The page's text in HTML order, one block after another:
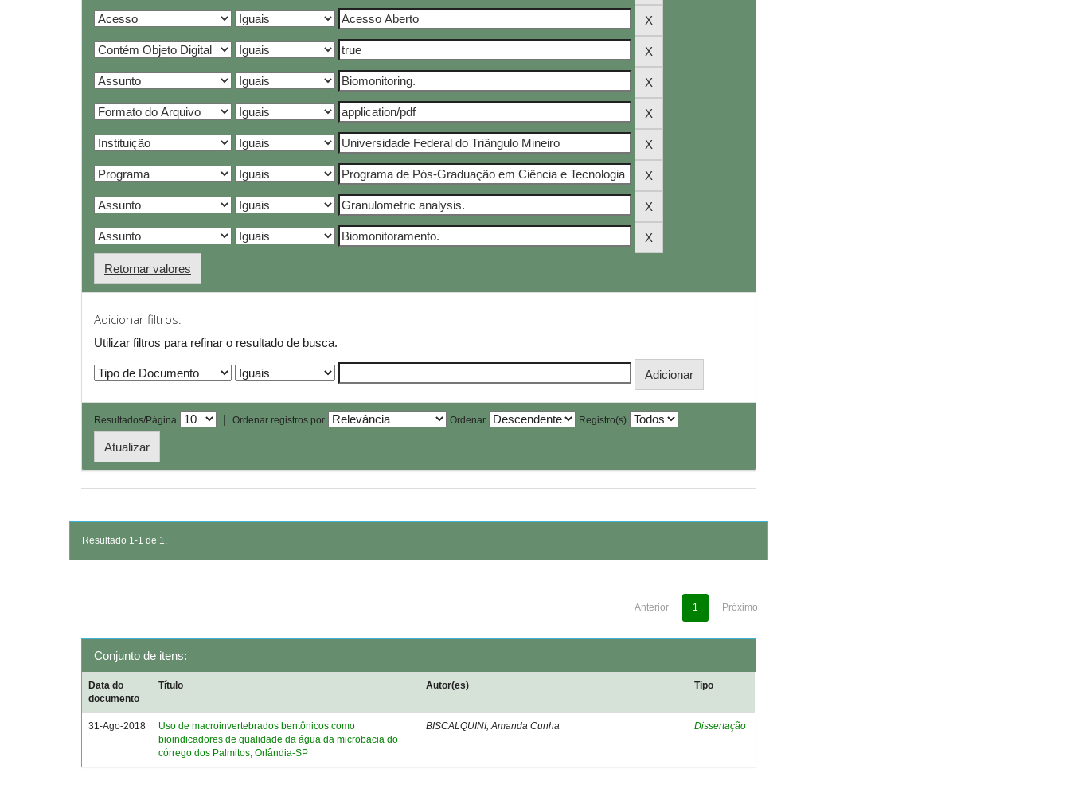
Retornar valores
Adicionar filtros:
Utilizar filtros para refinar o resultado de busca.
Resultados/Página | Ordenar registros por Ordenar Registro(s)
Resultado 1-1 de 1.
Anterior 1 Próximo
Conjunto de itens:
Data do
documento
Título Autor(es) Tipo
31-Ago-2018
Uso de macroinvertebrados bentônicos como
bioindicadores de qualidade da água da microbacia do
córrego dos Palmitos, Orlândia-SP
BISCALQUINI, Amanda Cunha Dissertação